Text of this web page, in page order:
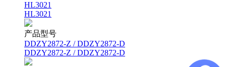
HL3021
HL3021
产品型号
DDZY2872-Z / DDZY2872-D
DDZY2872-Z / DDZY2872-D